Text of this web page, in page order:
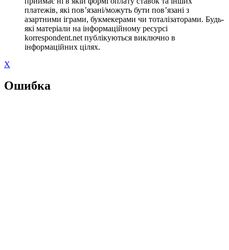
платежів, які пов’язані/можуть бути пов’язані з
азартними іграми, букмекерами чи тоталізаторами. Будь-
які матеріали на інформаційному ресурсі
korrespondent.net публікуються виключно в
інформаційних цілях.
X
Ошибка